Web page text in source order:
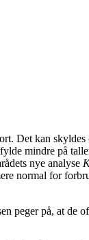
Det kan
mindre på
nye analyse
normal for
peger på, at de